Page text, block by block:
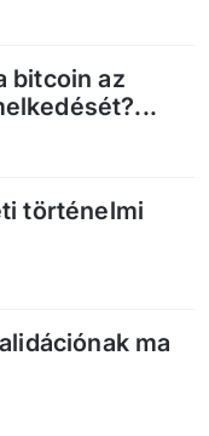
bitcoin az
történelmi
ma